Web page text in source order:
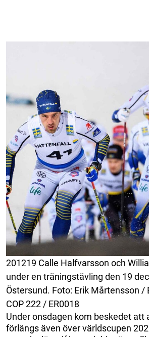
201219 Calle Halfvarsson och
under en träningstävling den 19
Östersund. Foto: Erik Mårtensson /
COP 222 / ER0018
Under onsdagen kom beskedet att
förlängs även över världscupen